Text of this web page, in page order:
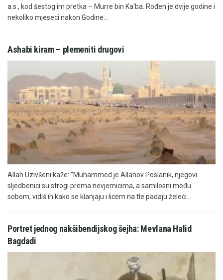
a.s., kod šestog im pretka – Murre bin Ka‘ba. Rođen je dvije godine i
nekoliko mjeseci nakon Godine...
Ashabi kiram – plemeniti drugovi
Allah Uzivšeni kaže: “Muhammed je Allahov Poslanik, njegovi
sljedbenici su strogi prema nevjernicima, a samilosni među
sobom; vidiš ih kako se klanjaju i licem na tle padaju želeći...
Portret jednog nakšibendijskog šejha: Mevlana Halid
Bagdadi